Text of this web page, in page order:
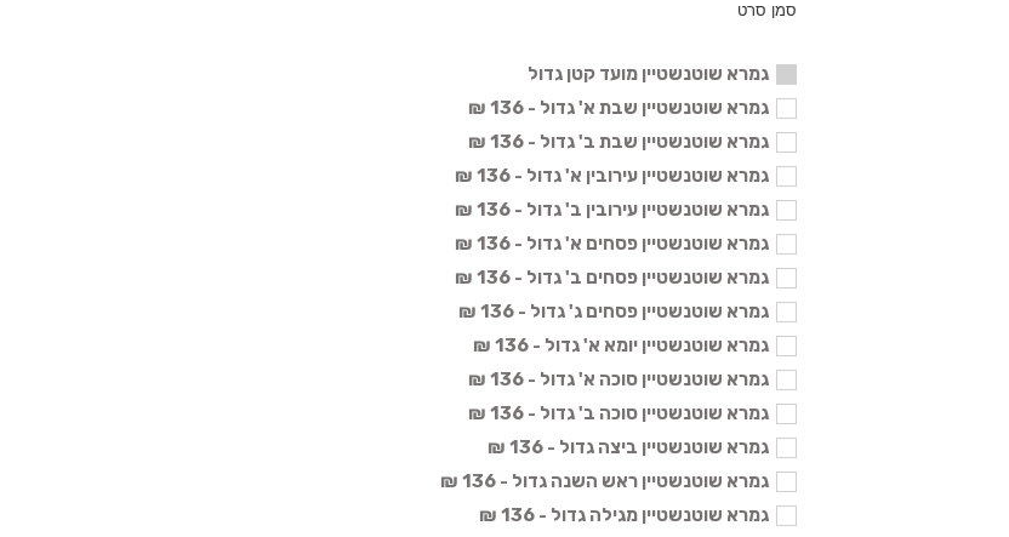
סמן סרט
גמרא שוטנשטיין מועד קטן גדול
גמרא שוטנשטיין שבת א' גדול - 136 ₪
גמרא שוטנשטיין שבת ב' גדול - 136 ₪
גמרא שוטנשטיין עירובין א' גדול - 136 ₪
גמרא שוטנשטיין עירובין ב' גדול - 136 ₪
גמרא שוטנשטיין פסחים א' גדול - 136 ₪
גמרא שוטנשטיין פסחים ב' גדול - 136 ₪
גמרא שוטנשטיין פסחים ג' גדול - 136 ₪
גמרא שוטנשטיין יומא א' גדול - 136 ₪
גמרא שוטנשטיין סוכה א' גדול - 136 ₪
גמרא שוטנשטיין סוכה ב' גדול - 136 ₪
גמרא שוטנשטיין ביצה גדול - 136 ₪
גמרא שוטנשטיין ראש השנה גדול - 136 ₪
גמרא שוטנשטיין מגילה גדול - 136 ₪